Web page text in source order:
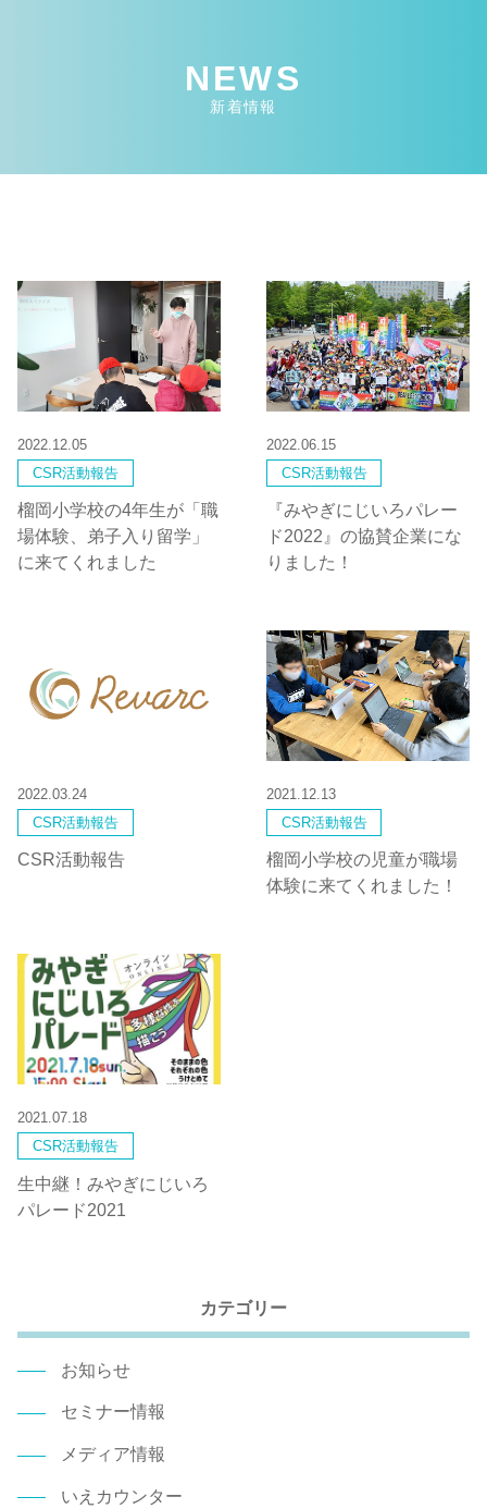
NEWS
新着情報
2022.12.05
CSR活動報告
榴岡小学校の4年生が「職
場体験、弟子入り留学」
に来てくれました
2022.06.15
CSR活動報告
『みやぎにじいろパレー
ド2022』の協賛企業にな
りました！
2022.03.24
CSR活動報告
CSR活動報告
2021.12.13
CSR活動報告
榴岡小学校の児童が職場
体験に来てくれました！
2021.07.18
CSR活動報告
生中継！みやぎにじいろ
パレード2021
カテゴリー
お知らせ
セミナー情報
メディア情報
いえカウンター